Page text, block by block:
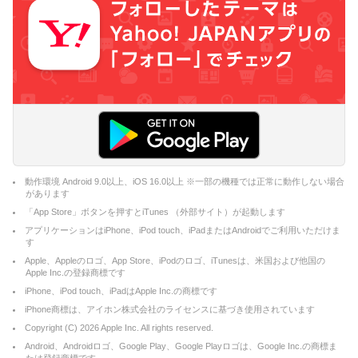
動作環境 Android 9.0以上、iOS 16.0以上 ※一部の機種では正常に動作しない場合
があります
「App Store」ボタンを押すとiTunes （外部サイト）が起動します
アプリケーションはiPhone、iPod touch、iPadまたはAndroidでご利用いただけま
す
Apple、Appleのロゴ、App Store、iPodのロゴ、iTunesは、米国および他国の
Apple Inc.の登録商標です
iPhone、iPod touch、iPadはApple Inc.の商標です
iPhone商標は、アイホン株式会社のライセンスに基づき使用されています
Copyright (C) 2026Apple Inc. All rights reserved.
Android、Androidロゴ、Google Play、Google Playロゴは、Google Inc.の商標ま